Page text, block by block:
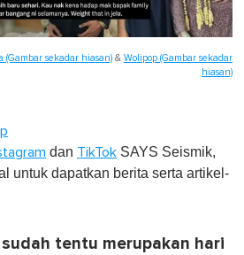
(Gambar sekadar hiasan) & Wolipop (Gambar sekadar
hiasan)
dan TikTok SAYS Seismik,
untuk dapatkan berita serta artikel-
tentu merupakan hari